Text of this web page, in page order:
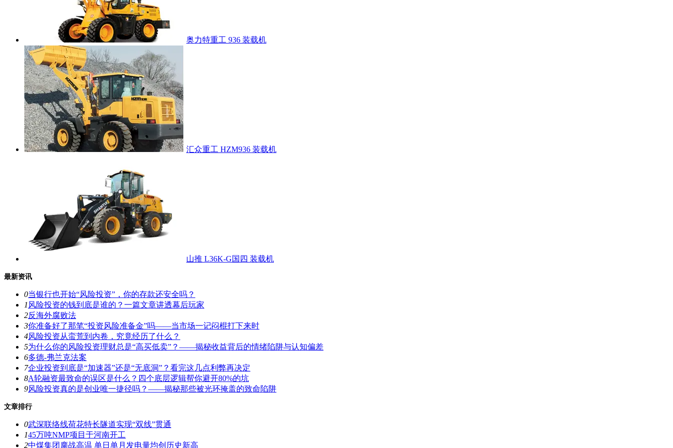
奥力特重工 936 装载机
汇众重工 HZM936 装载机
山推 L36K-G国四 装载机
最新资讯
0当银行也开始“风险投资”，你的存款还安全吗？
1 风险投资的钱到底是谁的？一篇文章讲透幕后玩家
2反海外腐败法
3你准备好了那笔“投资风险准备金”吗——当市场一记闷棍打下来时
4风险投资从蛮荒到内卷，究竟经历了什么？
5为什么你的风险投资理财总是“高买低卖”？——揭秘收益背后的情绪陷阱与认知偏差
6多德-弗兰克法案
7企业投资到底是“加速器”还是“无底洞”？看完这几点利弊再决定
8A轮融资最致命的误区是什么？四个底层逻辑帮你避开80%的坑
9风险投资真的是创业唯一捷径吗？——揭秘那些被光环掩盖的致命陷阱
文章排行
0武深联络线荷花特长隧道实现“双线”贯通
145万吨NMP项目于河南开工
2中煤集团鏖战高温 单日单月发电量均创历史新高